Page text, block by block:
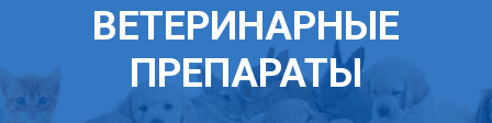
ВЕТЕРИНАРНЫЕ
ПРЕПАРАТЫ